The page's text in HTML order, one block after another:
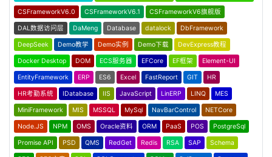
CSFrameworkV6.0 CSFrameworkV6.1 CSFrameworkV6旗舰版
DAL数据访问层 DaMeng Database datalock DbFramework
DeepSeek Demo教学 Demo实例 Demo下载 DevExpress教程
Docker Desktop DOM ECS服务器 EFCore EF框架 Element-UI
EntityFramework ERP ES6 Excel FastReport GIT HR
HR考勤系统 IDatabase IIS JavaScript LinERP LINQ MES
MiniFramework MIS MSSQL MySql NavBarControl NETCore
Node.JS NPM OMS Oracle资料 ORM PaaS POS PostgreSql
Promise API PSD QMS RedGet Redis RSA SAP Schema